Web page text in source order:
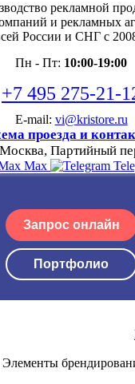
рекламной
и рекламных
России и СНГ с
Пн - Пт: 10:00-19:00
+7 495 275-21-
E-mail: vi@kristore.ru
проезда и
Москва, Партийный
Max
Запрос онлайн
Портфолио
Элементы